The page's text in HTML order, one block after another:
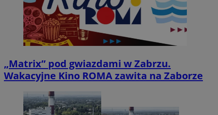
„Matrix” pod gwiazdami w Zabrzu.
Wakacyjne Kino ROMA zawita na Zaborze